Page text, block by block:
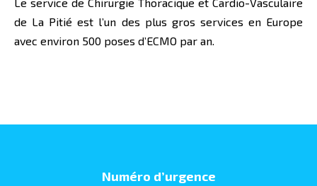
de La Pitié est l’un des plus gros services en Europe
avec environ 500 poses d’ECMO par an.
Numéro d’urgence